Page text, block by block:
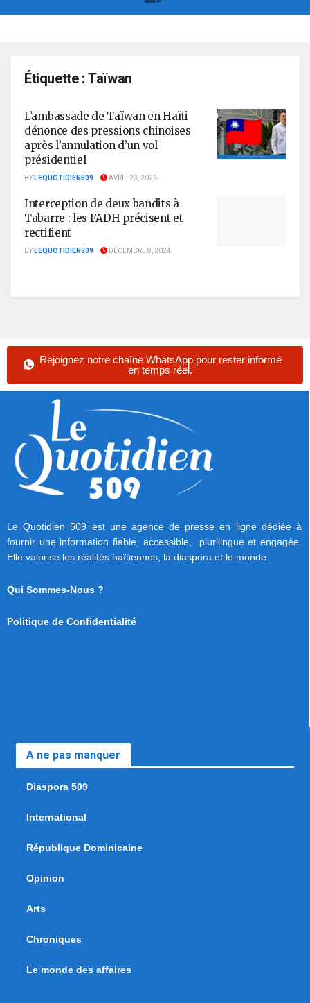
Étiquette :Taïwan
L’ambassade de Taïwan en Haïti
dénonce des pressions chinoises
après l’annulation d’un vol
présidentiel
BYLEQUOTIDIEN509 AVRIL 23, 2026
Interception de deux bandits à
Tabarre : les FADH précisent et
rectifient
BYLEQUOTIDIEN509 DÉCEMBRE 8, 2024
Rejoignez notre chaîne WhatsApp pour rester informé
en temps réel.
Le Quotidien 509 est une agence de presse en ligne dédiée à
fournir une information fiable, accessible, plurilingue et engagée.
Elle valorise les réalités haïtiennes, la diaspora et le monde.
Qui Sommes-Nous ?
Politique de Confidentialité
A ne pas manquer
Diaspora 509
International
République Dominicaine
Opinion
Arts
Chroniques
Le monde des affaires